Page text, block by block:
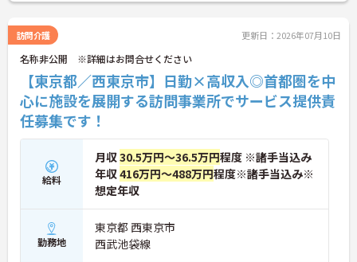
合えます。
＜頑張りがしっかり給与に反映される仕組み＞「社
員を大事にする」をモットーに、業界トップクラス
の給与水準を目指しています。賞与は年2回あり、資
格手当や土日出勤手当も充実。キャリアパスも明確
で、管理者へのステップアップなど、頑張りに応じ
て収入もやりがいもアップします。
訪問介護 更新日：2026年07月10日
名称非公開 ※詳細はお問合せください
【東京都／西東京市】日勤×高収入◎首都圏を中
心に施設を展開する訪問事業所でサービス提供責
任募集です！
給料
月収30.5万円～36.5万円程度 ※諸手当込み
年収416万円～488万円程度※諸手当込み※
想定年収
勤務地
東京都 西東京市
西武池袋線